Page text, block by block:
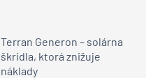
Terran Generon – solárna
škridla, ktorá znižuje
náklady